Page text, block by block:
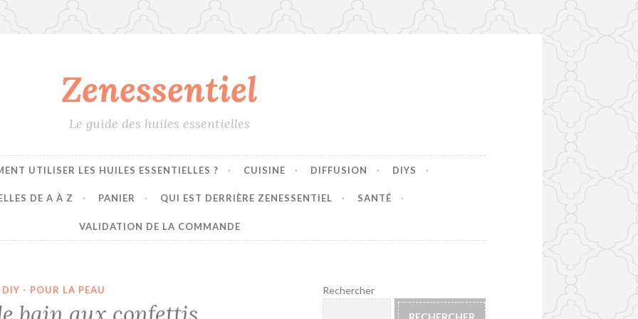
Zenessentiel
Le guide des huiles essentielles
UTILISER LES HUILES ESSENTIELLES ? CUISINE DIFFUSION DIYS
DE A À Z PANIER QUI EST DERRIÈRE ZENESSENTIEL SANTÉ
VALIDATION DE LA COMMANDE
DIY - POUR LA PEAU Rechercher